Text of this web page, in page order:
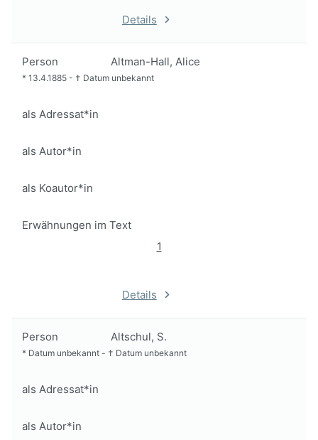
Details
Person Altman-Hall, Alice
* 13.4.1885 - † Datum unbekannt
als Adressat*in
als Autor*in
als Koautor*in
Erwähnungen im Text
1
Details
Person Altschul, S.
* Datum unbekannt - † Datum unbekannt
als Adressat*in
als Autor*in